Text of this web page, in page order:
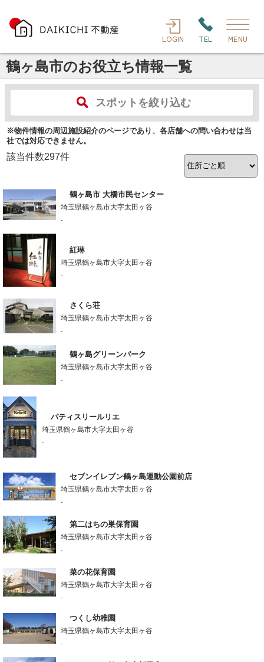
LOGIN TEL MENU
鶴ヶ島市のお役立ち情報一覧
スポットを絞り込む
※物件情報の周辺施設紹介のページであり、各店舗への問い合わせは当
社では対応できません。
該当件数297件
鶴ヶ島市 大橋市民センター
埼玉県鶴ヶ島市大字太田ヶ谷
-
紅琳
埼玉県鶴ヶ島市大字太田ヶ谷
-
さくら荘
埼玉県鶴ヶ島市大字太田ヶ谷
-
鶴ヶ島グリーンパーク
埼玉県鶴ヶ島市大字太田ヶ谷
-
パティスリールリエ
埼玉県鶴ヶ島市大字太田ヶ谷
-
セブンイレブン鶴ヶ島運動公園前店
埼玉県鶴ヶ島市大字太田ヶ谷
-
第二はちの巣保育園
埼玉県鶴ヶ島市大字太田ヶ谷
-
菜の花保育園
埼玉県鶴ヶ島市大字太田ヶ谷
-
つくし幼稚園
埼玉県鶴ヶ島市大字太田ヶ谷
-